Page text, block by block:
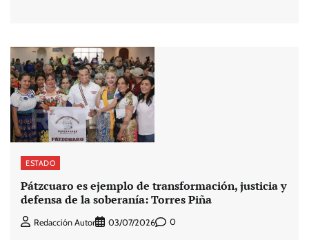
ESTADO
Pátzcuaro es ejemplo de transformación, justicia y
defensa de la soberanía: Torres Piña
Redacción Autor 03/07/2026 0